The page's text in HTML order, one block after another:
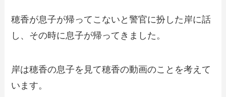
穂香が息子が帰ってこないと警官に扮した岸に話
し、その時に息子が帰ってきました。
岸は穂香の息子を見て穂香の動画のことを考えて
います。